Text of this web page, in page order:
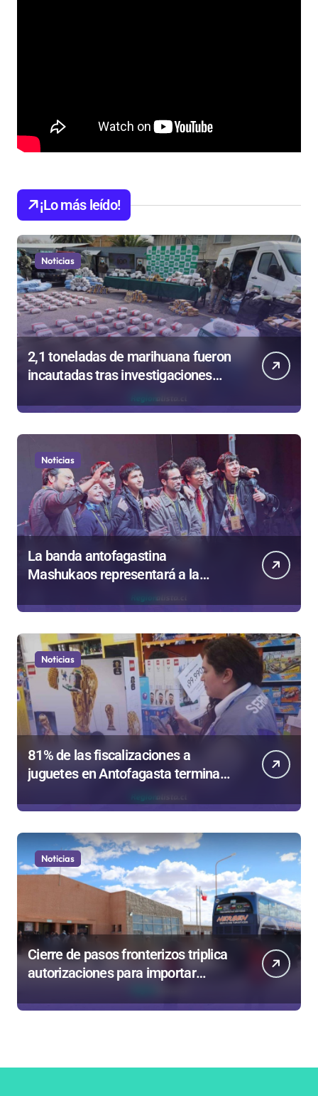
¡Lo más leído!
Noticias
2,1 toneladas de marihuana fueron
incautadas tras investigaciones
Noticias
La banda antofagastina
Mashukaos representará a la
de Valparaíso
Noticias
81% de las fiscalizaciones a
juguetes en Antofagasta termina
en sumarios sanitarios
Noticias
Cierre de pasos fronterizos triplica
autorizaciones para importar